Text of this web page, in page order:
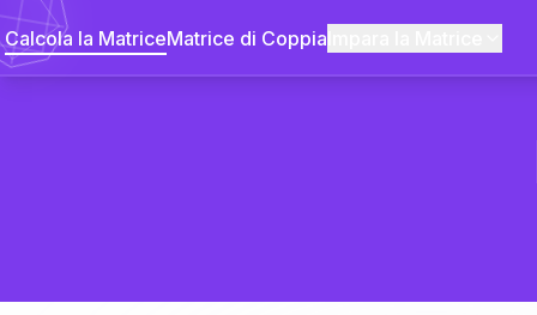
Calcola la MatriceMatrice di Coppia